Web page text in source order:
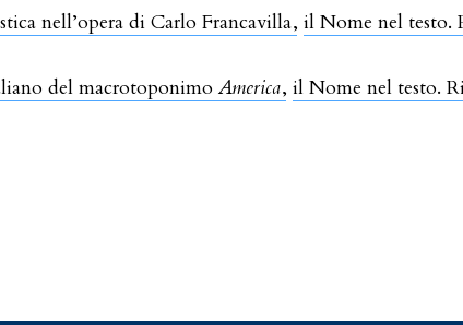
nell’opera di Carlo Francavilla,il Nome nel testo.
del macrotoponimoAmerica,il Nome nel testo.